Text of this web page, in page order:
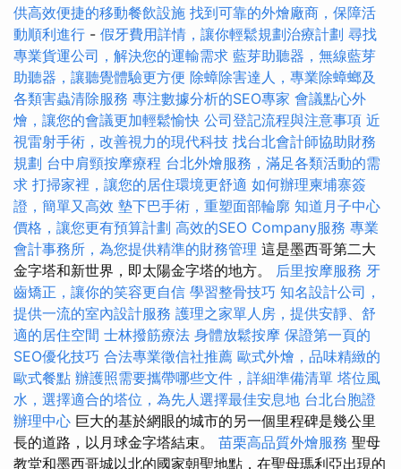
供高效便捷的移動餐飲設施 找到可靠的外燴廠商，保障活
動順利進行 - 假牙費用詳情，讓你輕鬆規劃治療計劃 尋找
專業貨運公司，解決您的運輸需求 藍芽助聽器，無線藍芽
助聽器，讓聽覺體驗更方便 除蟑除害達人，專業除蟑螂及
各類害蟲清除服務 專注數據分析的SEO專家 會議點心外
燴，讓您的會議更加輕鬆愉快 公司登記流程與注意事項 近
視雷射手術，改善視力的現代科技 找台北會計師協助財務
規劃 台中肩頸按摩療程 台北外燴服務，滿足各類活動的需
求 打掃家裡，讓您的居住環境更舒適 如何辦理柬埔寨簽
證，簡單又高效 墊下巴手術，重塑面部輪廓 知道月子中心
價格，讓您更有預算計劃 高效的SEO Company服務 專業
會計事務所，為您提供精準的財務管理 這是墨西哥第二大
金字塔和新世界，即太陽金字塔的地方。 后里按摩服務 牙
齒矯正，讓你的笑容更自信 學習整骨技巧 知名設計公司，
提供一流的室內設計服務 護理之家單人房，提供安靜、舒
適的居住空間 士林撥筋療法 身體放鬆按摩 保證第一頁的
SEO優化技巧 合法專業徵信社推薦 歐式外燴，品味精緻的
歐式餐點 辦護照需要攜帶哪些文件，詳細準備清單 塔位風
水，選擇適合的塔位，為先人選擇最佳安息地 台北台胞證
辦理中心 巨大的基於網眼的城市的另一個里程碑是幾公里
長的道路，以月球金字塔結束。 苗栗高品質外燴服務 聖母
教堂和墨西哥城以北的國家朝聖地點，在聖母瑪利亞出現的